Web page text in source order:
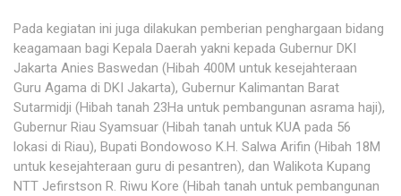
Pada kegiatan ini juga dilakukan pemberian penghargaan bidang
keagamaan bagi Kepala Daerah yakni kepada Gubernur DKI
Jakarta Anies Baswedan (Hibah 400M untuk kesejahteraan
Guru Agama di DKI Jakarta), Gubernur Kalimantan Barat
Sutarmidji (Hibah tanah 23Ha untuk pembangunan asrama haji),
Gubernur Riau Syamsuar (Hibah tanah untuk KUA pada 56
lokasi di Riau), Bupati Bondowoso K.H. Salwa Arifin (Hibah 18M
untuk kesejahteraan guru di pesantren), dan Walikota Kupang
NTT Jefirstson R. Riwu Kore (Hibah tanah untuk pembangunan